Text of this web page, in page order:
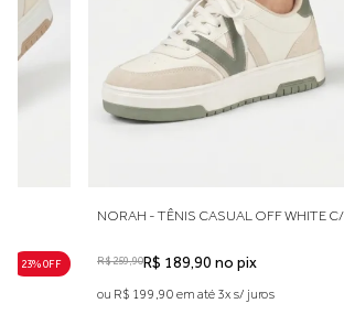
23% 0FF
NORAH - TÊNIS CASUAL OFF WHITE
R$ 259,90R$ 189,90 no pix
ou R$ 199,90 em até 3x s/ juros